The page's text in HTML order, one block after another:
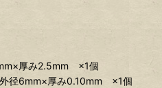
厚み2.5mm ×1個
径6mm×厚み0.10mm ×1個